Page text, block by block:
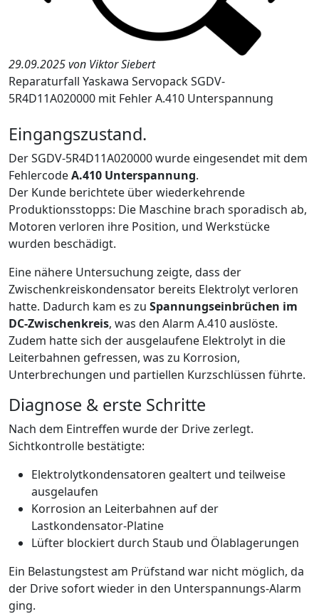
29.09.2025 von Viktor Siebert
Reparaturfall Yaskawa Servopack SGDV-
5R4D11A020000 mit Fehler A.410 Unterspannung
Eingangszustand.
Der SGDV-5R4D11A020000 wurde eingesendet mit dem
FehlercodeA.410 Unterspannung.
Der Kunde berichtete über wiederkehrende
Produktionsstopps: Die Maschine brach sporadisch ab,
Motoren verloren ihre Position, und Werkstücke
wurden beschädigt.
Eine nähere Untersuchung zeigte, dass der
Zwischenkreiskondensator bereits Elektrolyt verloren
hatte. Dadurch kam es zu Spannungseinbrüchen im
DC-Zwischenkreis, was den Alarm A.410 auslöste.
Zudem hatte sich der ausgelaufene Elektrolyt in die
Leiterbahnen gefressen, was zu Korrosion,
Unterbrechungen und partiellen Kurzschlüssen führte.
Diagnose & erste Schritte
Nach dem Eintreffen wurde der Drive zerlegt.
Sichtkontrolle bestätigte:
Elektrolytkondensatoren gealtert und teilweise
ausgelaufen
Korrosion an Leiterbahnen auf der
Lastkondensator-Platine
Lüfter blockiert durch Staub und Ölablagerungen
Ein Belastungstest am Prüfstand war nicht möglich, da
der Drive sofort wieder in den Unterspannungs-Alarm
ging.